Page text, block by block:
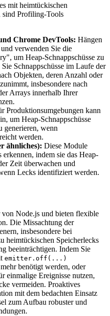
mit heimtückischen
sind Profiling-Tools
Chrome DevTools: Hängen
verwenden Sie die
um Heap-Schnappschüsse zu
Schnappschüsse im Laufe der
Objekten, deren Anzahl oder
insbesondere nach
Arrays innerhalb Ihrer
Produktionsumgebungen kann
um Heap-Schnappschüsse
generieren, wenn
werden.
ähnliches): Diese Module
erkennen, indem sie das Heap-
Zeit überwachen und
Lecks identifiziert werden.
Node.js und bieten flexible
Die Missachtung der
insbesondere bei
heimtückischen Speicherlecks
beeinträchtigen. Indem Sie
emitter.off(...)
benötigt werden, oder
einmalige Ereignisse nutzen,
vermeiden. Proaktives
mit dem bedachten Einsatz
zum Aufbau robuster und